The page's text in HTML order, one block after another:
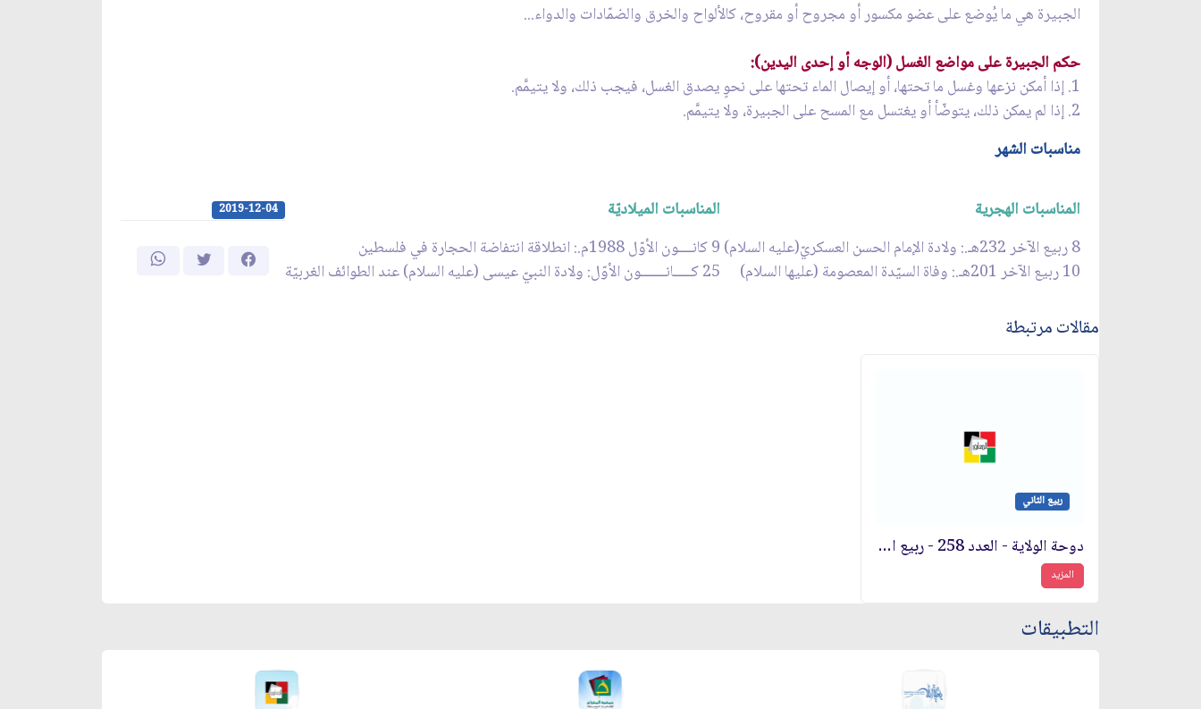
الجبيرة هي ما يُوضع على عضو مكسور أو مجروح أو مقروح، كالألواح والخرق والضمّادات والدواء...
حكم الجبيرة على مواضع الغسل (الوجه أو إحدى اليدين):
1. إذا أمكن نزعها وغسل ما تحتها، أو إيصال الماء تحتها على نحوٍ يصدق الغسل، فيجب ذلك، ولا يتيمَّم.
2. إذا لم يمكن ذلك، يتوضّأ أو يغتسل مع المسح على الجبيرة، ولا يتيمَّم.
مناسبات الشهر
المناسبات الميلاديّة
المناسبات الهجرية
9 كانــــون الأوّل 1988م.: انطلاقة انتفاضة الحجارة في فلسطين
25 كـــــانـــــــون الأوّل: ولادة النبيّ عيسى (عليه السلام) عند الطوائف الغربيّة
8 ربيع الآخر 232هـ.: ولادة الإمام الحسن العسكريّ(عليه السلام)
10 ربيع الآخر 201هـ.: وفاة السيّدة المعصومة (عليها السلام)
2019-12-04
مقالات مرتبطة
ربيع الثاني
دوحة الولاية - العدد 258 - ربيع الثاني 1441 هـ
المزيد
التطبيقات